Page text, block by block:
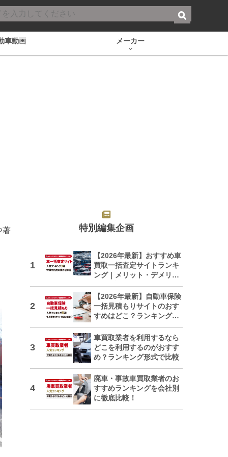
車動画 メーカー
著 特別編集企画
【2026年最新】おすすめ車
買取一括査定サイトランキ
ング｜メリット・デメリッ
トも解説
【2026年最新】自動車保険
一括見積もりサイトのおす
すめはどこ？ランキングで
車買取業者を利用するなら
どこを利用するのがおすす
め？ランキング形式で比較
廃車・事故車買取業者のお
すすめランキングを会社別
に徹底比較！